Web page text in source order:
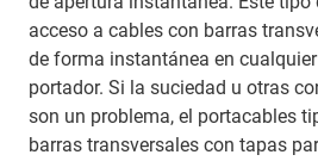
acceso a cables con barras
de forma instantánea en
portador. Si la suciedad u otras
son un problema, el portacables
barras transversales con tapas